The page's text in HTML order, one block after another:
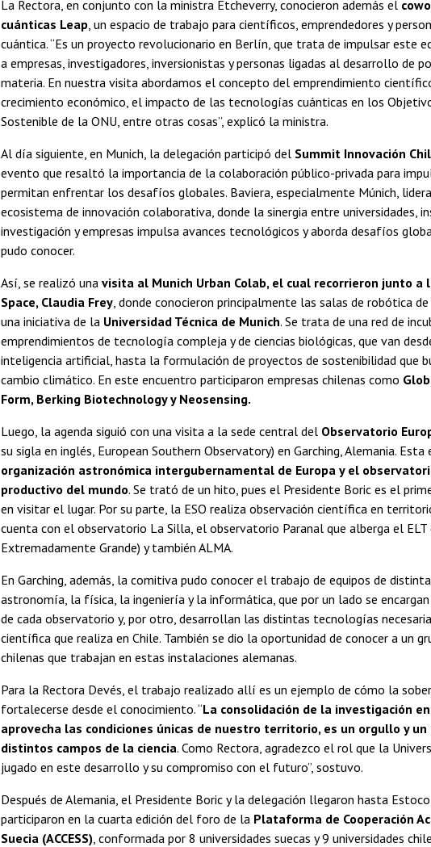
La Rectora, en conjunto con la ministra Etcheverry, conocieron además el
cuánticas Leap , un espacio de trabajo para científicos, emprendedores y
cuántica. “Es un proyecto revolucionario en Berlín, que trata de impulsar este
a empresas, investigadores, inversionistas y personas ligadas al desarrollo de
materia. En nuestra visita abordamos el concepto del emprendimiento
crecimiento económico, el impacto de las tecnologías cuánticas en los
Sostenible de la ONU, entre otras cosas”, explicó la ministra.
Al día siguiente, en Munich, la delegación participó del Summit Innovación
evento que resaltó la importancia de la colaboración público-privada para
permitan enfrentar los desafíos globales. Baviera, especialmente Múnich,
ecosistema de innovación colaborativa, donde la sinergia entre universidades,
investigación y empresas impulsa avances tecnológicos y aborda desafíos
pudo conocer.
Así, se realizó una visita al Munich Urban Colab, el cual recorrieron junto a
Space, Claudia Frey , donde conocieron principalmente las salas de robótica de
una iniciativa de la Universidad Técnica de Munich. Se trata de una red de
emprendimientos de tecnología compleja y de ciencias biológicas, que van
inteligencia artificial, hasta la formulación de proyectos de sostenibilidad que
cambio climático. En este encuentro participaron empresas chilenas como
Form, Berking Biotechnology y Neosensing.
Luego, la agenda siguió con una visita a la sede central del Observatorio
su sigla en inglés, European Southern Observatory) en Garching, Alemania. Esta
organización astronómica intergubernamental de Europa y el
productivo del mundo. Se trató de un hito, pues el Presidente Boric es el
en visitar el lugar. Por su parte, la ESO realiza observación científica en
cuenta con el observatorio La Silla, el observatorio Paranal que alberga el ELT
Extremadamente Grande) y también ALMA.
En Garching, además, la comitiva pudo conocer el trabajo de equipos de
astronomía, la física, la ingeniería y la informática, que por un lado se
de cada observatorio y, por otro, desarrollan las distintas tecnologías
científica que realiza en Chile. También se dio la oportunidad de conocer a un
chilenas que trabajan en estas instalaciones alemanas.
Para la Rectora Devés, el trabajo realizado allí es un ejemplo de cómo la
fortalecerse desde el conocimiento. “La consolidación de la investigación
aprovecha las condiciones únicas de nuestro territorio, es un orgullo y
distintos campos de la ciencia. Como Rectora, agradezco el rol que la
jugado en este desarrollo y su compromiso con el futuro”, sostuvo.
Después de Alemania, el Presidente Boric y la delegación llegaron hasta
participaron en la cuarta edición del foro de la Plataforma de Cooperación
Suecia (ACCESS) , conformada por 8 universidades suecas y 9 universidades